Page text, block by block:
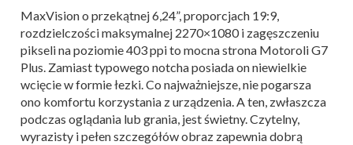
MaxVision o przekątnej 6,24”, proporcjach 19:9,
rozdzielczości maksymalnej 2270×1080 i zagęszczeniu
pikseli na poziomie 403 ppi to mocna strona Motoroli G7
Plus. Zamiast typowego notcha posiada on niewielkie
wcięcie w formie łezki. Co najważniejsze, nie pogarsza
ono komfortu korzystania z urządzenia. A ten, zwłaszcza
podczas oglądania lub grania, jest świetny. Czytelny,
wyrazisty i pełen szczegółów obraz zapewnia dobrą